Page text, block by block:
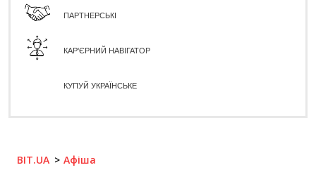
ПАРТНЕРСЬКІ
КАР'ЄРНИЙ НАВІГАТОР
КУПУЙ УКРАЇНСЬКЕ
BIT.UA Афіша